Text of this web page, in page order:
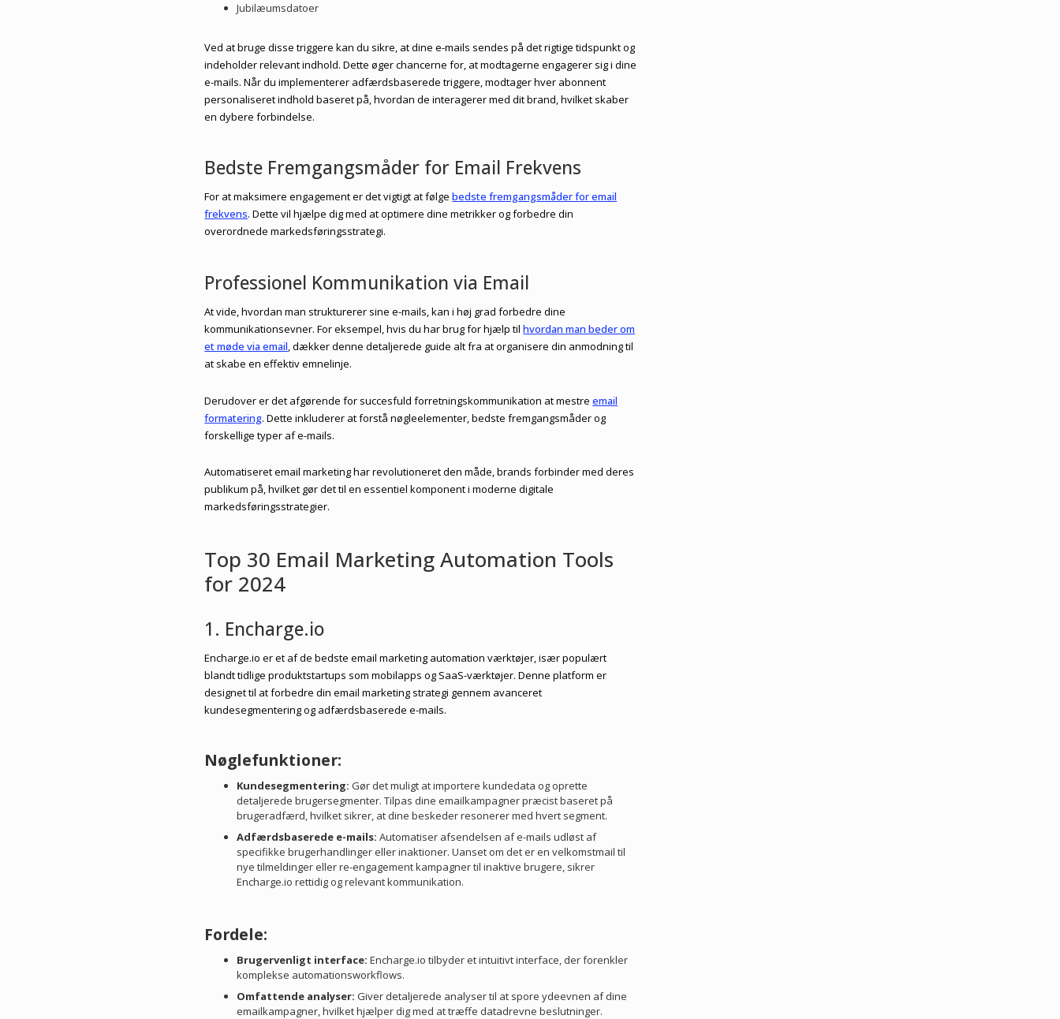
Jubilæumsdatoer
Ved at bruge disse triggere kan du sikre, at dine e-mails sendes på det rigtige tidspunkt og
indeholder relevant indhold. Dette øger chancerne for, at modtagerne engagerer sig i dine
e-mails. Når du implementerer adfærdsbaserede triggere, modtager hver abonnent
personaliseret indhold baseret på, hvordan de interagerer med dit brand, hvilket skaber
en dybere forbindelse.
Bedste Fremgangsmåder for Email Frekvens
For at maksimere engagement er det vigtigt at følgebedste fremgangsmåder for email
frekvens. Dette vil hjælpe dig med at optimere dine metrikker og forbedre din
overordnede markedsføringsstrategi.
Professionel Kommunikation via Email
At vide, hvordan man strukturerer sine e-mails, kan i høj grad forbedre dine
kommunikationsevner. For eksempel, hvis du har brug for hjælp tilhvordan man beder om
et møde via email, dækker denne detaljerede guide alt fra at organisere din anmodning til
at skabe en effektiv emnelinje.
Derudover er det afgørende for succesfuld forretningskommunikation at mestreemail
formatering. Dette inkluderer at forstå nøgleelementer, bedste fremgangsmåder og
forskellige typer af e-mails.
Automatiseret email marketing har revolutioneret den måde, brands forbinder med deres
publikum på, hvilket gør det til en essentiel komponent i moderne digitale
markedsføringsstrategier.
Top 30 Email Marketing Automation Tools
for 2024
1. Encharge.io
Encharge.io er et af de bedste email marketing automation værktøjer, især populært
blandt tidlige produktstartups som mobilapps og SaaS-værktøjer. Denne platform er
designet til at forbedre din email marketing strategi gennem avanceret
kundesegmentering og adfærdsbaserede e-mails.
Nøglefunktioner:
Kundesegmentering: Gør det muligt at importere kundedata og oprette
detaljerede brugersegmenter. Tilpas dine emailkampagner præcist baseret på
brugeradfærd, hvilket sikrer, at dine beskeder resonerer med hvert segment.
Adfærdsbaserede e-mails: Automatiser afsendelsen af e-mails udløst af
specifikke brugerhandlinger eller inaktioner. Uanset om det er en velkomstmail til
nye tilmeldinger eller re-engagement kampagner til inaktive brugere, sikrer
Encharge.io rettidig og relevant kommunikation.
Fordele:
Brugervenligt interface: Encharge.io tilbyder et intuitivt interface, der forenkler
komplekse automationsworkflows.
Omfattende analyser: Giver detaljerede analyser til at spore ydeevnen af dine
emailkampagner, hvilket hjælper dig med at træffe datadrevne beslutninger.